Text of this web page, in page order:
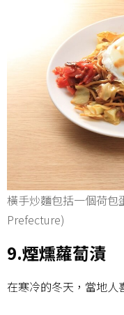
橫手炒麵包括一個荷包
Prefecture)
9.煙燻蘿蔔漬
在寒冷的冬天，當地人